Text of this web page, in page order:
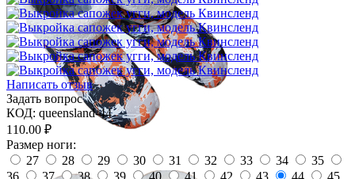
Написать отзыв
Задать вопрос
КОД: queensland-44
110.00 ₽
Размер ноги:
27
28 29 30 31 32 33 34
35
36
37 38 39 40 41 42 43 44
45